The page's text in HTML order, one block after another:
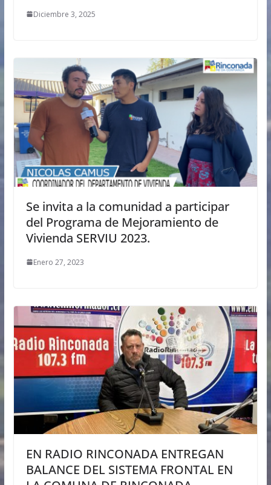
Diciembre 3, 2025
Se invita a la comunidad a participar
del Programa de Mejoramiento de
Vivienda SERVIU 2023.
Enero 27, 2023
EN RADIO RINCONADA ENTREGAN
BALANCE DEL SISTEMA FRONTAL EN